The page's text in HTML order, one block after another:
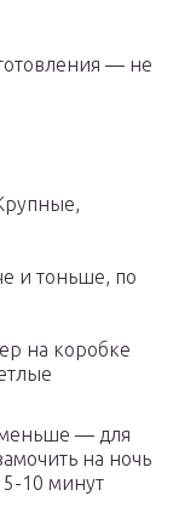
— не
и тоньше, по
на коробке
меньше — для
на ночь
5-10 минут